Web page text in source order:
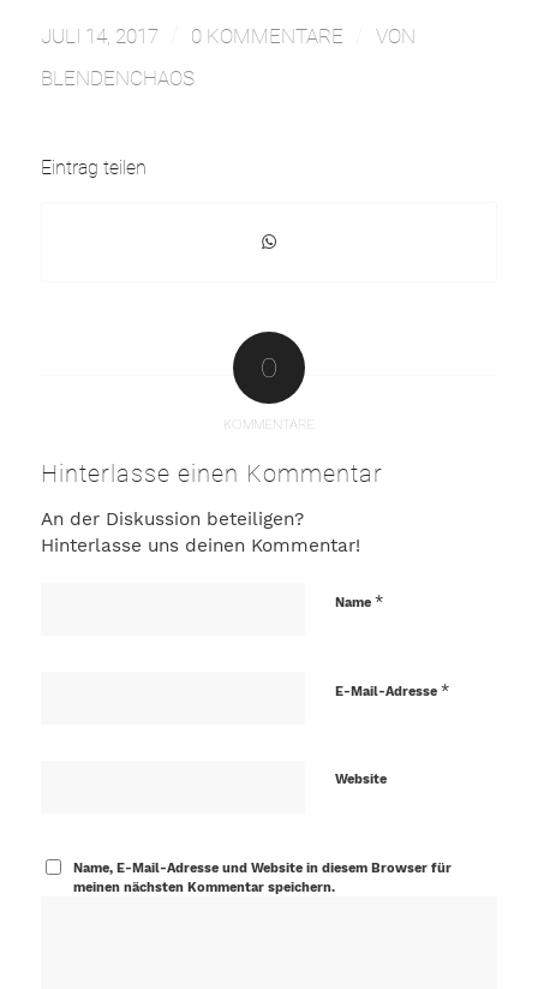
JULI 14, 2017 0 KOMMENTARE
VON
BLENDENCHAOS
Eintrag teilen
0
KOMMENTARE
Hinterlasse einen Kommentar
An der Diskussion beteiligen?
Hinterlasse uns deinen Kommentar!
Name *
E-Mail-Adresse *
Website
Name, E-Mail-Adresse und Website in diesem Browser für
meinen nächsten Kommentar speichern.